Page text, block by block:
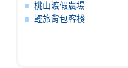
桃山渡假農場
輕旅背包客棧